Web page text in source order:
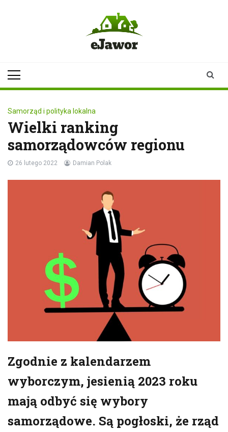
Samorząd i polityka lokalna
Wielki ranking
samorządowców regionu
26 lutego 2022 Damian Polak
Zgodnie z kalendarzem
wyborczym, jesienią 2023 roku
mają odbyć się wybory
samorządowe. Są pogłoski, że rząd